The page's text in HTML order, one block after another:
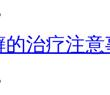
的治疗注